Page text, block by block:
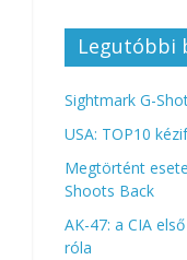
Legutóbbi
Sightmark G-
USA: TOP10
Megtörtént
Shoots Back
AK-47: a CIA
róla